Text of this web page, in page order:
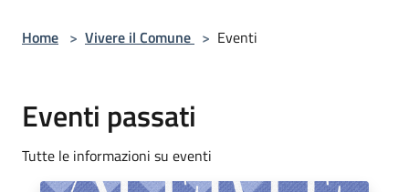
Home > Vivere il Comune > Eventi
Eventi passati
Tutte le informazioni su eventi